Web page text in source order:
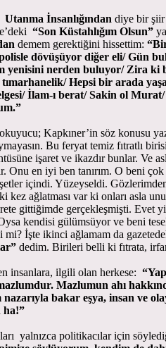
Utanma İnsanlığından diye bir şiir
“Son Küstahlığım Olsun”
demem gerektiğini hissettim:
dövüşüyor diğer eli/ Gün
yenisini nerden buluyor/ Zira
Hepsi bir arada
İlam-ı berat/ Sakin ol
Kapkıner’in söz konusu
Bu feryat temiz fıtratlı
işaret ve ikazdır bunlar. Ve
Onu en iyi ben tanırım. O beni çok
içindi. Yüzeyseldi.
kez ağlatması var ki onları asla
gittiğimde gerçekleşmişti. Evet
kendisi gülümsüyor ve beni
İşte ikinci ağlamam da
dedim. Birileri belli ki fıtrata,
insanlara, ilgili olan herkese:
Mazlumun ahı
nazarıyla bakar eşya, insan ve
ha!”
yalnızca politikacılar için